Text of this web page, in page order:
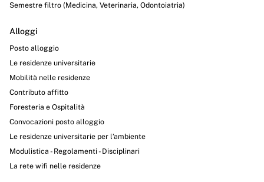
Semestre filtro (Medicina, Veterinaria, Odontoiatria)
Alloggi
Posto alloggio
Le residenze universitarie
Mobilità nelle residenze
Contributo affitto
Foresteria e Ospitalità
Convocazioni posto alloggio
Le residenze universitarie per l’ambiente
Modulistica - Regolamenti - Disciplinari
La rete wifi nelle residenze